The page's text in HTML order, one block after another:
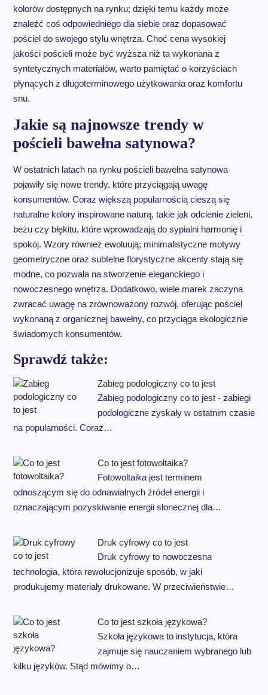
kolorów dostępnych na rynku; dzięki temu każdy może
znaleźć coś odpowiedniego dla siebie oraz dopasować
pościel do swojego stylu wnętrza. Choć cena wysokiej
jakości pościeli może być wyższa niż ta wykonana z
syntetycznych materiałów, warto pamiętać o korzyściach
płynących z długoterminowego użytkowania oraz komfortu
snu.
Jakie są najnowsze trendy w
pościeli bawełna satynowa?
W ostatnich latach na rynku pościeli bawełna satynowa
pojawiły się nowe trendy, które przyciągają uwagę
konsumentów. Coraz większą popularnością cieszą się
naturalne kolory inspirowane naturą, takie jak odcienie zieleni,
beżu czy błękitu, które wprowadzają do sypialni harmonię i
spokój. Wzory również ewoluują; minimalistyczne motywy
geometryczne oraz subtelne florystyczne akcenty stają się
modne, co pozwala na stworzenie eleganckiego i
nowoczesnego wnętrza. Dodatkowo, wiele marek zaczyna
zwracać uwagę na zrównoważony rozwój, oferując pościel
wykonaną z organicznej bawełny, co przyciąga ekologicznie
świadomych konsumentów.
Sprawdź także:
Zabieg podologiczny co to jest
Zabieg podologiczny co to jest - zabiegi
podologiczne zyskały w ostatnim czasie
na popularności. Coraz…
Co to jest fotowoltaika?
Fotowoltaika jest terminem
odnoszącym się do odnawialnych źródeł energii i
oznaczającym pozyskiwanie energii słonecznej dla…
Druk cyfrowy co to jest
Druk cyfrowy to nowoczesna
technologia, która rewolucjonizuje sposób, w jaki
produkujemy materiały drukowane. W przeciwieństwie…
Co to jest szkoła językowa?
Szkoła językowa to instytucja, która
zajmuje się nauczaniem wybranego lub
kilku języków. Stąd mówimy o…